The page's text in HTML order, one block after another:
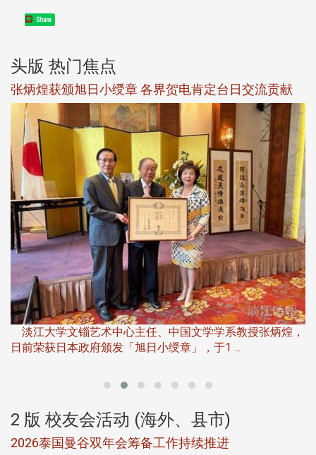
Share
头版 热门焦点
张炳煌获颁旭日小绶章 各界贺电肯定台日交流贡献
淡江大学文锱艺术中心主任、中国文学学系教授张炳煌，
日前荣获日本政府颁发「旭日小绶章」，于1 ...
2 版 校友会活动 (海外、县市)
2026泰国曼谷双年会筹备工作持续推进